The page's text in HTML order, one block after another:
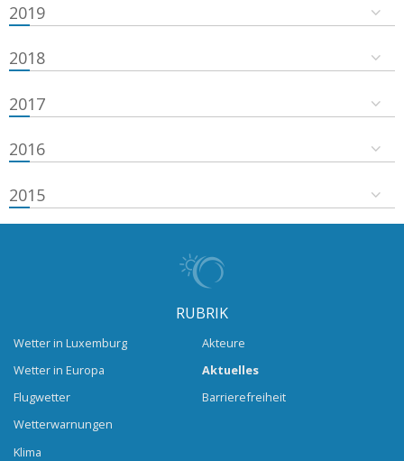
2019
2018
2017
2016
2015
RUBRIK
Wetter in Luxemburg
Wetter in Europa
Flugwetter
Wetterwarnungen
Klima
Akteure
Aktuelles
Barrierefreiheit